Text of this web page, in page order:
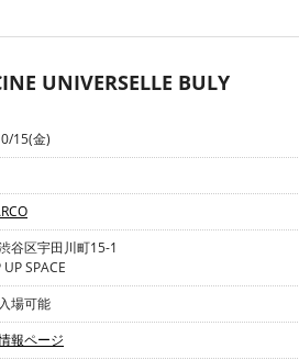
UNIVERSELLE BULY
15(金)
谷区宇田川町15-1
UP SPACE
場可能
報ページ